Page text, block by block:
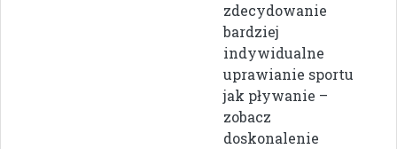
zdecydowanie
bardziej
indywidualne
uprawianie sportu
jak pływanie –
zobacz
doskonalenie